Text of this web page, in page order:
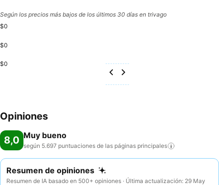
Según los precios más bajos de los últimos 30 días en trivago
$0
$0
$0
Opiniones
8,0 Muy bueno
según 5.697 puntuaciones de las páginas principales
Resumen de opiniones
Resumen de IA basado en 500+ opiniones · Última actualización: 29 May